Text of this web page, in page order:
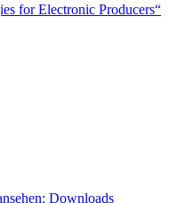
for Electronic Producers“
Downloads